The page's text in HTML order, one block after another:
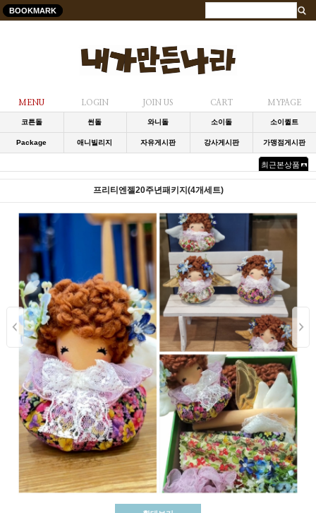
BOOKMARK
MENU LOGIN JOIN US CART MYPAGE
코튼돌 썬돌 와니돌 소이돌 소이퀼트
Package 애니빌리지 자유게시판 강사게시판 가맹점게시판
최근본상품
프리티엔젤20주년패키지(4개세트)